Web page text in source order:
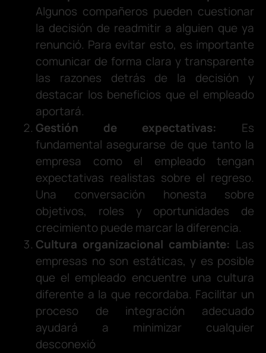
Algunos compañeros pueden cuestionar
la decisión de readmitir a alguien que ya
renunció. Para evitar esto, es importante
comunicar de forma clara y transparente
las razones detrás de la decisión y
destacar los beneficios que el empleado
aportará.
Gestión de expectativas: Es
fundamental asegurarse de que tanto la
empresa como el empleado tengan
expectativas realistas sobre el regreso.
Una conversación honesta sobre
objetivos, roles y oportunidades de
crecimiento puede marcar la diferencia.
Cultura organizacional cambiante: Las
empresas no son estáticas, y es posible
que el empleado encuentre una cultura
diferente a la que recordaba. Facilitar un
proceso de integración adecuado
ayudará a minimizar cualquier
desconexió